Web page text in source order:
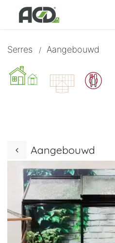
Serres / Aangebouwd
Aangebouwd